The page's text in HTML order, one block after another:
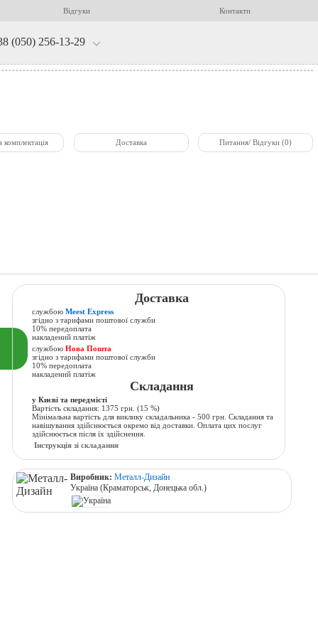
Відгуки Контакти
(050) 256-13-29
комплектація Доставка Питання/ Відгуки (0)
Доставка
службою Meest Express
згідно з тарифами поштової служби
10% передоплата
накладений платіж
службою Нова Пошта
згідно з тарифами поштової служби
10% передоплата
накладений платіж
Складання
у Києві та передмісті
Вартість складання: 1375 грн. (15 %)
Мінімальна вартість для виклику складальника - 500 грн. Складання та
навішування здійснюється окремо від доставки. Оплата цих послуг
здійснюється після їх здійснення.
Інструкція зі складання
Виробник: Металл-Дизайн
Україна (Краматорськ, Донецька обл.)